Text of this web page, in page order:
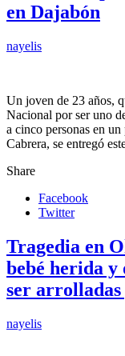
en Dajabón
nayelis
Un joven de 23 años,
Nacional por ser uno
a cinco personas en
Cabrera, se entregó
Share
Facebook
Twitter
Tragedia en
bebé herida y
ser
nayelis